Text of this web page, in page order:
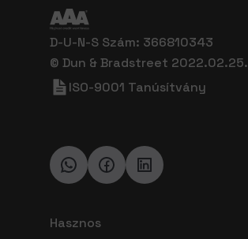
D-U-N-S Szám: 366810343
© Dun & Bradstreet 2022.02.25.
ISO-9001 Tanúsítvány
Hasznos